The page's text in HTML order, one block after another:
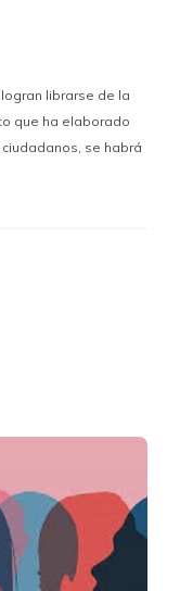
librarse de la
que ha elaborado
se habrá